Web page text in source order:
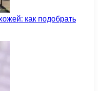
как подобрать